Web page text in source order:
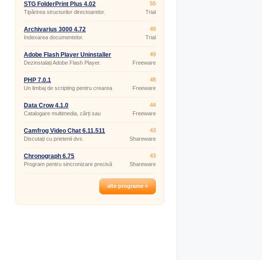
STG FolderPrint Plus 4.02
Tipărirea structurilor directoarelor.
55
Trial
Archivarius 3000 4.72
Indexarea documentelor.
49
Trial
Adobe Flash Player Uninstaller
20.0.0.267
Dezinstalați Adobe Flash Player.
49
Freeware
PHP 7.0.1
Un limbaj de scripting pentru crearea
48
Freeware
Data Crow 4.1.0
Catalogare multimedia, cărți sau
44
Freeware
Camfrog Video Chat 6.11.511
Discutați cu prietenii dvs.
43
Shareware
Chronograph 6.75
Program pentru sincronizare precisă
43
Shareware
alte programe »